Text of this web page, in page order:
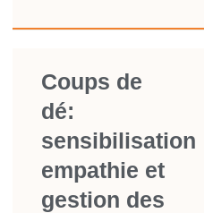
Coups de
dé:
sensibilisation
empathie et
gestion des